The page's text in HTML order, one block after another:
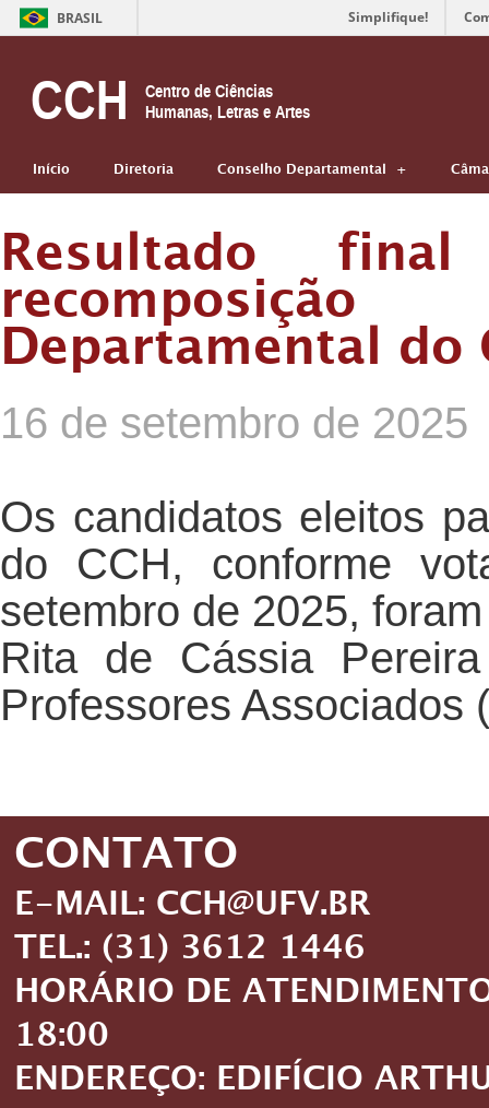
BRASIL Simplifique!
CCH
Centro de Ciências
Humanas, Letras e Artes
Início Diretoria Conselho Departamental
Resultado
Departamental do
16 de setembro de 2025
Os candidatos eleitos
do CCH, conforme
setembro de 2025,
Rita de Cássia
Professores Associados
CONTATO
E-MAIL: CCH@UFV.BR
TEL.: (31) 3612 1446
HORÁRIO DE
18:00
ENDEREÇO: EDIFÍCIO